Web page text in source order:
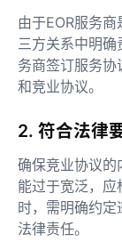
由于EOR服务
三方关系中明
务商签订服务协
和竞业协议。
2. 符合法律
确保竞业协议的
能过于宽泛，
时，需明确约
法律责任。